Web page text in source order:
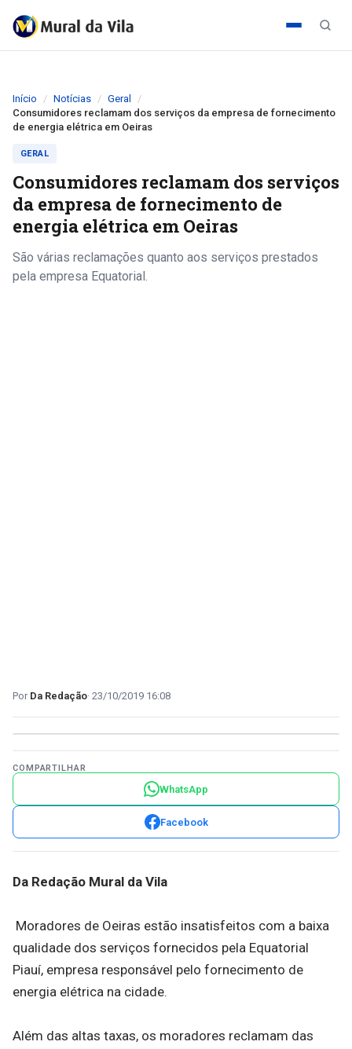
Início Notícias
Geral
Consumidores reclamam dos serviços da empresa de fornecimento
de energia elétrica em Oeiras
GERAL
Consumidores reclamam dos serviços
da empresa de fornecimento de
energia elétrica em Oeiras
São várias reclamações quanto aos serviços prestados
pela empresa Equatorial.
Da Redação 23/10/2019 16:08
COMPARTILHAR
WhatsApp
Facebook
Da Redação Mural da Vila
Moradores de Oeiras estão insatisfeitos com a baixa
qualidade dos serviços fornecidos pela Equatorial
Piauí, empresa responsável pelo fornecimento de
energia elétrica na cidade.
Além das altas taxas, os moradores reclamam das